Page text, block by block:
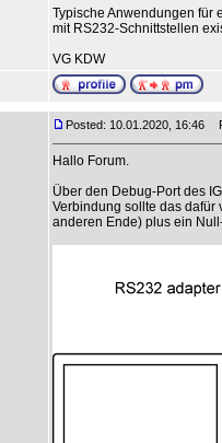
Typische Anwendungen für
mit RS232-Schnittstellen
VG KDW
Posted: 10.01.2020, 16:46
Hallo Forum.
Über den Debug-Port des
Verbindung sollte das dafür
anderen Ende) plus ein